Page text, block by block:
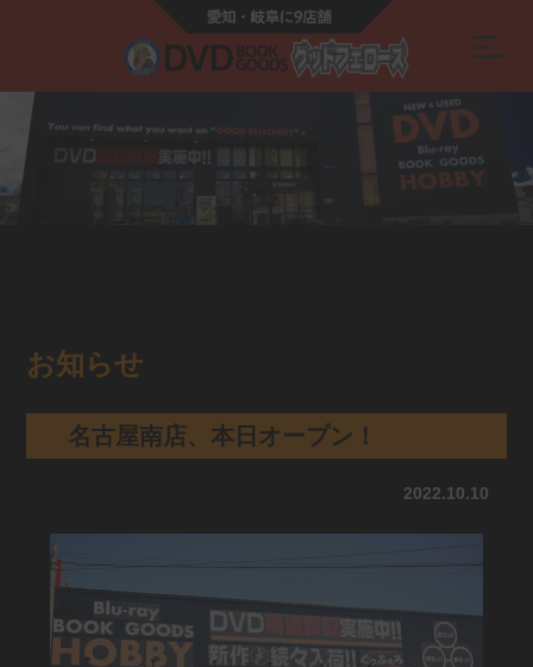
お知らせ
名古屋南店、本日オープン！
2022.10.10